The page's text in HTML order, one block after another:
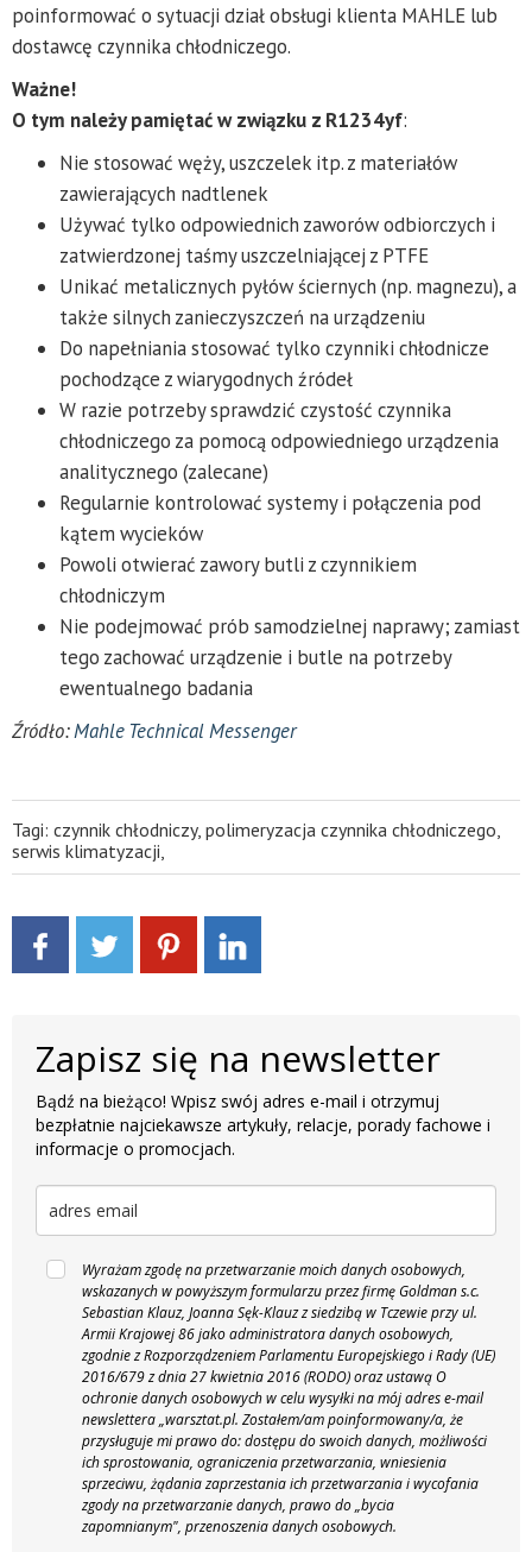
poinformować o sytuacji dział obsługi klienta MAHLE lub
dostawcę czynnika chłodniczego.
Ważne!
O tym należy pamiętać w związku z R1234yf:
Nie stosować węży, uszczelek itp. z materiałów
zawierających nadtlenek
Używać tylko odpowiednich zaworów odbiorczych i
zatwierdzonej taśmy uszczelniającej z PTFE
Unikać metalicznych pyłów ściernych (np. magnezu), a
także silnych zanieczyszczeń na urządzeniu
Do napełniania stosować tylko czynniki chłodnicze
pochodzące z wiarygodnych źródeł
W razie potrzeby sprawdzić czystość czynnika
chłodniczego za pomocą odpowiedniego urządzenia
analitycznego (zalecane)
Regularnie kontrolować systemy i połączenia pod
kątem wycieków
Powoli otwierać zawory butli z czynnikiem
chłodniczym
Nie podejmować prób samodzielnej naprawy; zamiast
tego zachować urządzenie i butle na potrzeby
ewentualnego badania
Źródło:Mahle Technical Messenger
Tagi: czynnik chłodniczy, polimeryzacja czynnika chłodniczego
serwis klimatyzacji
Zapisz się na newsletter
Bądź na bieżąco! Wpisz swój adres e-mail i otrzymuj
bezpłatnie najciekawsze artykuły, relacje, porady fachowe i
informacje o promocjach.
Wyrażam zgodę na przetwarzanie moich danych osobowych,
wskazanych w powyższym formularzu przez firmę Goldman s.c.
Sebastian Klauz, Joanna Sęk-Klauz z siedzibą w Tczewie przy ul.
Armii Krajowej 86 jako administratora danych osobowych,
zgodnie z Rozporządzeniem Parlamentu Europejskiego i Rady (UE)
2016/679 z dnia 27 kwietnia 2016 (RODO) oraz ustawą O
ochronie danych osobowych w celu wysyłki na mój adres e-mail
newslettera „warsztat.pl. Zostałem/am poinformowany/a, że
przysługuje mi prawo do: dostępu do swoich danych, możliwości
ich sprostowania, ograniczenia przetwarzania, wniesienia
sprzeciwu, żądania zaprzestania ich przetwarzania i wycofania
zgody na przetwarzanie danych, prawo do „bycia
zapomnianym", przenoszenia danych osobowych.